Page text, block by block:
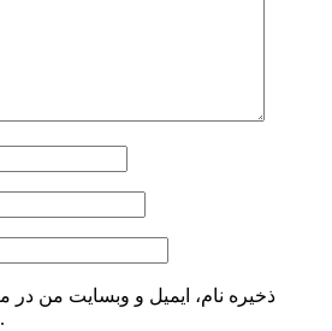
ذخیره نام، ایمیل و وبسایت من در
دوباره دیدگاهی می‌نویسم.